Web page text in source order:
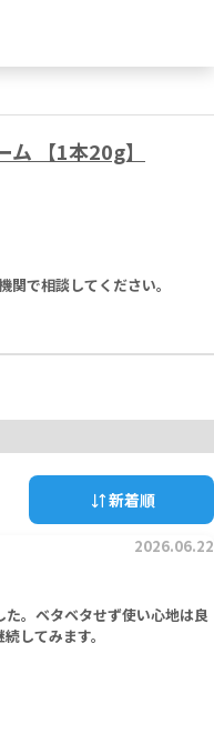
【1本20g】
関で相談してください。
新着順
2026.06.22
。ベタベタせず使い心地は良
してみます。